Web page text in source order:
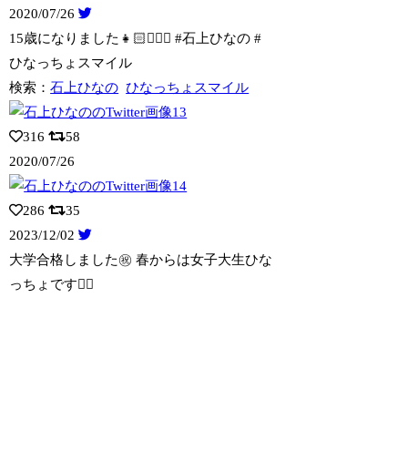
2020/07/26
15歳になりました👧🏻✌🏻✨ #石上ひなの #
ひなっちょスマイル
検索：石上ひなの ひなっちょスマイル
316
58
2020/07/26
286
35
2023/12/02
大学合格しました㊗️ 春からは女子大生ひな
っちょです✌🏻